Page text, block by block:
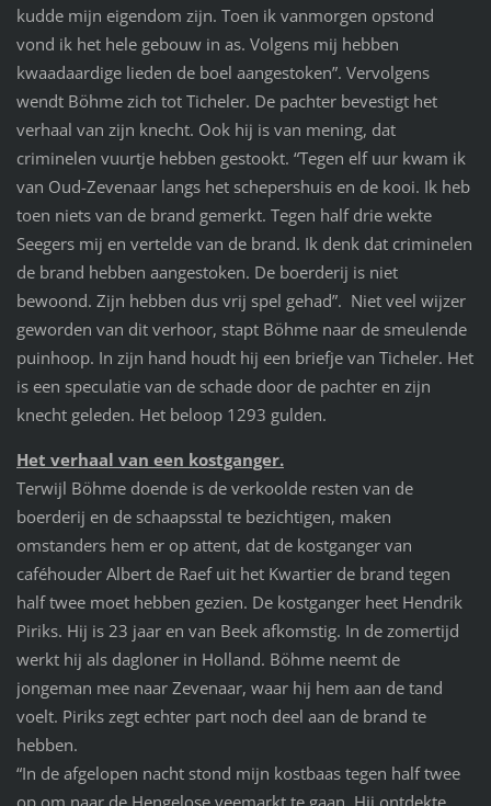
kudde mijn eigendom zijn. Toen ik vanmorgen opstond
vond ik het hele gebouw in as. Volgens mij hebben
kwaadaardige lieden de boel aangestoken”. Vervolgens
wendt Böhme zich tot Ticheler. De pachter bevestigt het
verhaal van zijn knecht. Ook hij is van mening, dat
criminelen vuurtje hebben gestookt. “Tegen elf uur kwam ik
van Oud-Zevenaar langs het schepershuis en de kooi. Ik heb
toen niets van de brand gemerkt. Tegen half drie wekte
Seegers mij en vertelde van de brand. Ik denk dat criminelen
de brand hebben aangestoken. De boerderij is niet
bewoond. Zijn hebben dus vrij spel gehad”. Niet veel wijzer
geworden van dit verhoor, stapt Böhme naar de smeulende
puinhoop. In zijn hand houdt hij een briefje van Ticheler. Het
is een speculatie van de schade door de pachter en zijn
knecht geleden. Het beloop 1293 gulden.
Het verhaal van een kostganger.
Terwijl Böhme doende is de verkoolde resten van de
boerderij en de schaapsstal te bezichtigen, maken
omstanders hem er op attent, dat de kostganger van
caféhouder Albert de Raef uit het Kwartier de brand tegen
half twee moet hebben gezien. De kostganger heet Hendrik
Piriks. Hij is 23 jaar en van Beek afkomstig. In de zomertijd
werkt hij als dagloner in Holland. Böhme neemt de
jongeman mee naar Zevenaar, waar hij hem aan de tand
voelt. Piriks zegt echter part noch deel aan de brand te
hebben.
“In de afgelopen nacht stond mijn kostbaas tegen half twee